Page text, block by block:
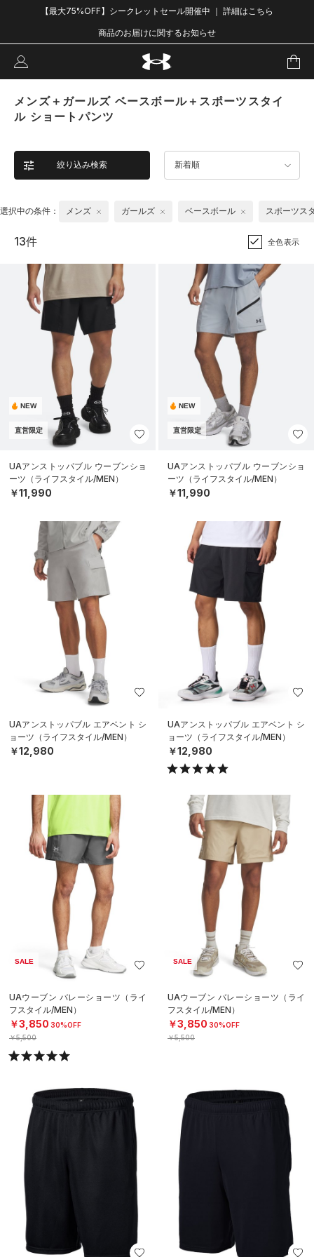
【最大75%OFF】シークレットセール開催中 ｜ 詳細はこちら
商品のお届けに関するお知らせ
メンズ＋ガールズ ベースボール＋スポーツスタイ
ル ショートパンツ
絞り込み検索 新着順
選択中の条件： メンズ ガールズ ベースボール スポーツス
13件 全色表示
NEW
直営限定
UAアンストッパブル ウーブンショ
ーツ（ライフスタイル/MEN）
￥11,990
NEW
直営限定
UAアンストッパブル ウーブンショ
ーツ（ライフスタイル/MEN）
￥11,990
UAアンストッパブル エアベント シ
ョーツ（ライフスタイル/MEN）
￥12,980
UAアンストッパブル エアベント シ
ョーツ（ライフスタイル/MEN）
￥12,980
SALE
UAウーブン バレーショーツ（ライ
フスタイル/MEN）
￥3,850 30%OFF
￥5,500
SALE
UAウーブン バレーショーツ（ライ
フスタイル/MEN）
￥3,850 30%OFF
￥5,500